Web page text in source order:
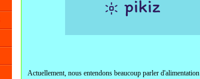
Actuellement, nous entendons beaucoup parler